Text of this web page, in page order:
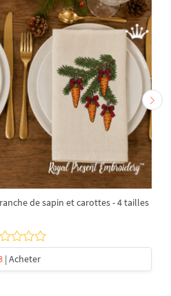
de sapin et carottes - 4 tailles
| Acheter